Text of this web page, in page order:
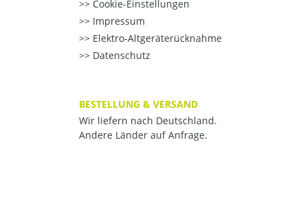
Cookie-Einstellungen
Impressum
Elektro-Altgeräterücknahme
Datenschutz
BESTELLUNG & VERSAND
Wir liefern nach Deutschland.
Andere Länder auf Anfrage.